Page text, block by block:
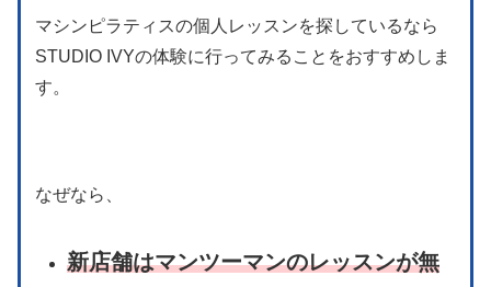
マシンピラティスの個人レッスンを探しているなら
STUDIO IVYの体験に行ってみることをおすすめしま
す。
なぜなら、
新店舗はマンツーマンのレッスンが無